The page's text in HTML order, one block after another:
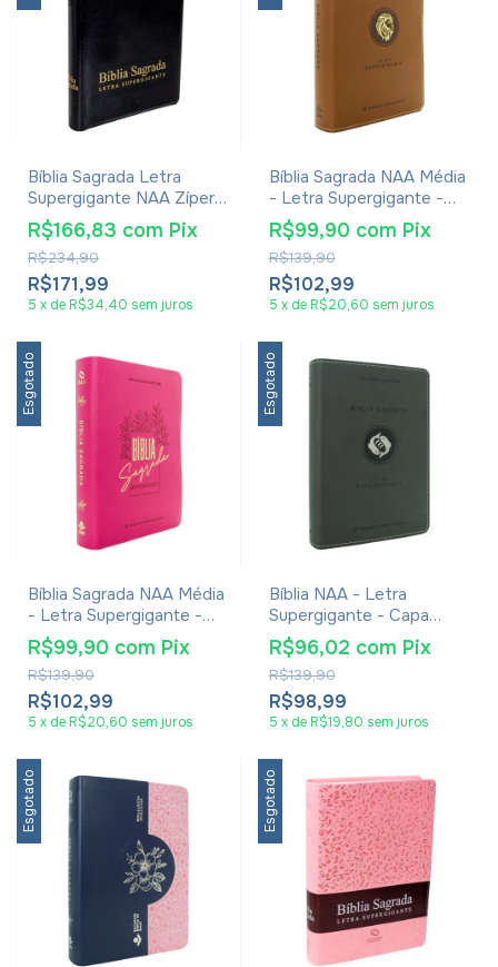
Bíblia Sagrada Letra
Supergigante NAA Zíper
Preta
R$171,99
R$234,90
R$166,83 com Pix
5 x de R$34,40 sem juros
Bíblia Sagrada NAA Média
- Letra Supergigante -
Luxo Marrom Leão
R$102,99
R$139,90
R$99,90 com Pix
5 x de R$20,60 sem juros
Esgotado
Bíblia Sagrada NAA Média
- Letra Supergigante -
Luxo Rosa
R$102,99
R$139,90
R$99,90 com Pix
5 x de R$20,60 sem juros
Esgotado
Bíblia NAA - Letra
Supergigante - Capa
Luxo Cinza
R$98,99
R$139,90
R$96,02 com Pix
5 x de R$19,80 sem juros
Esgotado Esgotado